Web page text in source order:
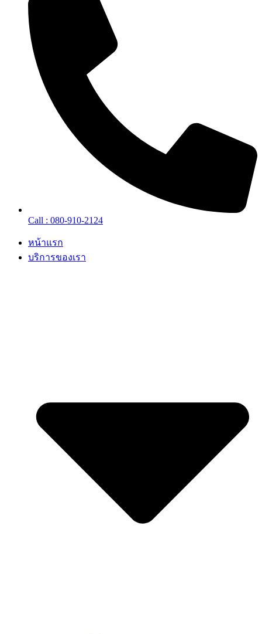
Call : 080-910-2124
หน้าแรก
บริการของเรา